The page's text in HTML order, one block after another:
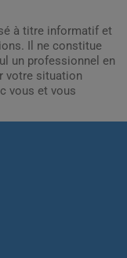
à titre informatif et
Il ne constitue
un professionnel en
votre situation
vous et vous